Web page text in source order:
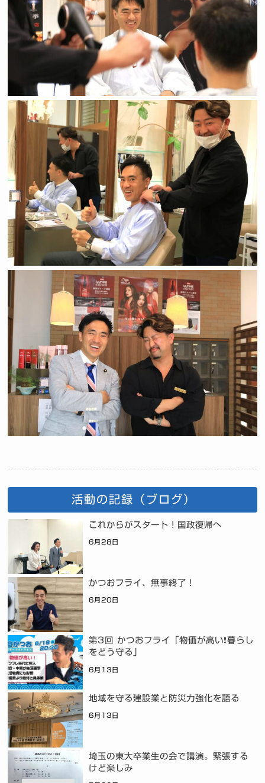
活動の記録（ブログ）
これからがスタート！国政復帰へ
6月28日
かつおフライ、無事終了！
6月20日
第3回 かつおフライ「物価が高い❗暮らし
をどう守る」
6月13日
地域を守る建設業と防災力強化を語る
6月13日
埼玉の東大卒業生の会で講演。緊張する
けど楽しみ